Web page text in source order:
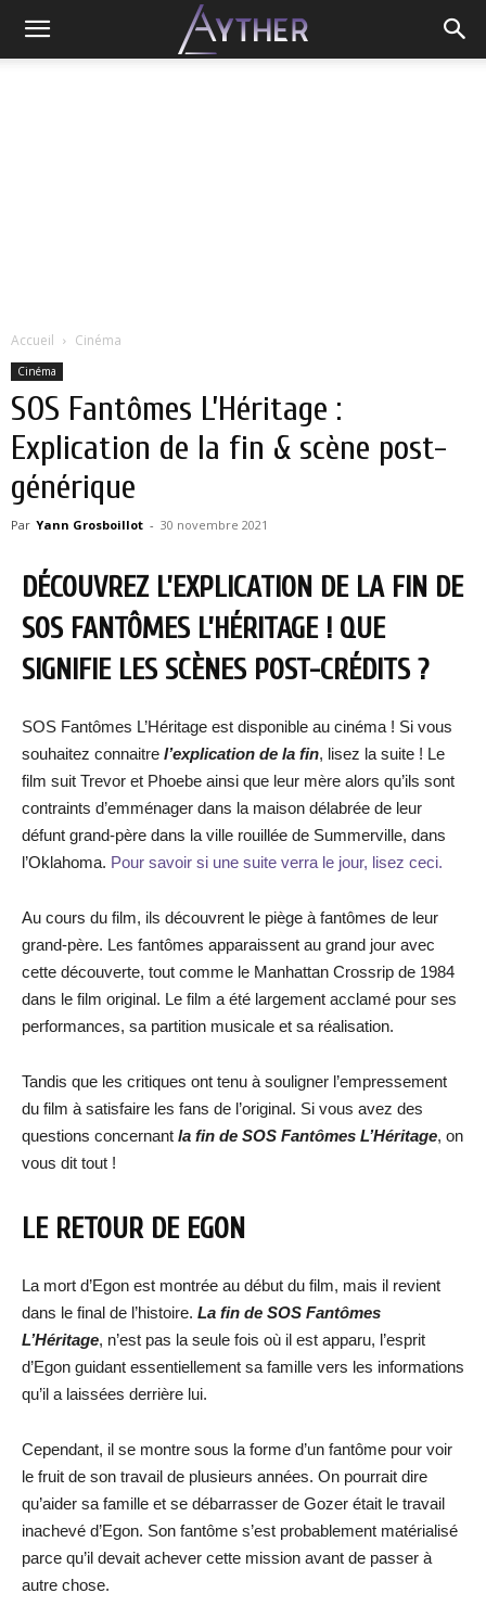
Accueil Cinéma
Cinéma
SOS Fantômes L’Héritage :
Explication de la fin & scène post-
générique
Par Yann Grosboillot - 30 novembre 2021
DÉCOUVREZ L’EXPLICATION DE LA FIN DE
SOS FANTÔMES L’HÉRITAGE ! QUE
SIGNIFIE LES SCÈNES POST-CRÉDITS ?
SOS Fantômes L’Héritage est disponible au cinéma ! Si vous
souhaitez connaitre l’explication de la fin, lisez la suite ! Le
film suit Trevor et Phoebe ainsi que leur mère alors qu’ils sont
contraints d’emménager dans la maison délabrée de leur
défunt grand-père dans la ville rouillée de Summerville, dans
l’Oklahoma. Pour savoir si une suite verra le jour, lisez ceci.
Au cours du film, ils découvrent le piège à fantômes de leur
grand-père. Les fantômes apparaissent au grand jour avec
cette découverte, tout comme le Manhattan Crossrip de 1984
dans le film original. Le film a été largement acclamé pour ses
performances, sa partition musicale et sa réalisation.
Tandis que les critiques ont tenu à souligner l’empressement
du film à satisfaire les fans de l’original. Si vous avez des
questions concernant la fin de SOS Fantômes L’Héritage, on
vous dit tout !
LE RETOUR DE EGON
La mort d’Egon est montrée au début du film, mais il revient
dans le final de l’histoire. La fin de SOS Fantômes
L’Héritage, n’est pas la seule fois où il est apparu, l’esprit
d’Egon guidant essentiellement sa famille vers les informations
qu’il a laissées derrière lui.
Cependant, il se montre sous la forme d’un fantôme pour voir
le fruit de son travail de plusieurs années. On pourrait dire
qu’aider sa famille et se débarrasser de Gozer était le travail
inachevé d’Egon. Son fantôme s’est probablement matérialisé
parce qu’il devait achever cette mission avant de passer à
autre chose.